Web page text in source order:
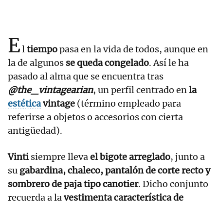
Eltiempopasa en la vida de todos, aunque en
la de algunos se queda congelado. Así le ha
pasado al alma que se encuentra tras
@the_vintagearian, un perfil centrado enla
estéticavintage (término empleado para
referirse a objetos o accesorios con cierta
antigüedad).
Vintisiempre llevael bigote arreglado, junto a
su gabardina, chaleco, pantalón de corte recto y
sombrero de paja tipo canotier. Dicho conjunto
recuerda a lavestimenta característica de